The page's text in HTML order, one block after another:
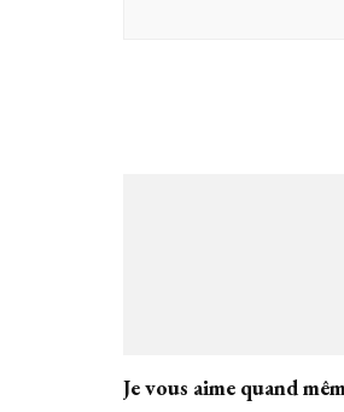
Je vous aime quand